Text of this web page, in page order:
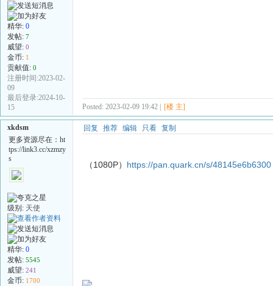
精华: 0
发帖: 7
威望: 0
金币: 1
贡献值: 0
注册时间:2023-02-
09
最后登录:2024-10-
15
Posted: 2023-02-09 19:42 | [楼 主]
xkdsm
更多资源尽在：ht
tps://link3.cc/xzmzy
s
级别: 天使
精华: 0
发帖: 5545
威望: 241
金币: 1700
回复 推荐 编辑 只看 复制
（1080P） https://pan.quark.cn/s/48145e6b6300